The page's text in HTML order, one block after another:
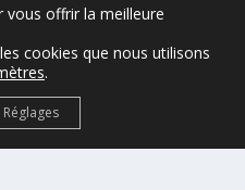
vous offrir la meilleure
cookies que nous utilisons
.
Réglages